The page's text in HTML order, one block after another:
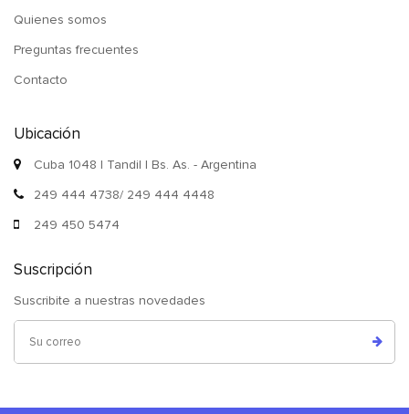
Quienes somos
Preguntas frecuentes
Contacto
Ubicación
Cuba 1048 | Tandil | Bs. As. - Argentina
249 444 4738/ 249 444 4448
249 450 5474
Suscripción
Suscribite a nuestras novedades